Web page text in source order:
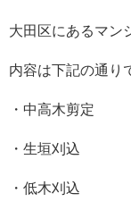
大田区にあるマン
内容は下記の通り
・中高木剪定
・生垣刈込
・低木刈込